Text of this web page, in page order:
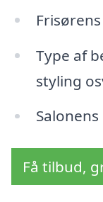
Type af
styling
Få tilbud,